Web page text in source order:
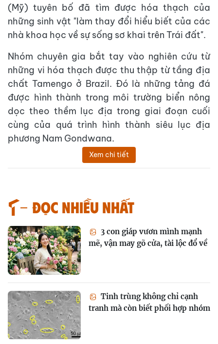
(Mỹ) tuyên bố đã tìm được hóa thạch của
những sinh vật "làm thay đổi hiểu biết của các
nhà khoa học về sự sống sơ khai trên Trái đất".
Nhóm chuyên gia bắt tay vào nghiên cứu từ
những vi hóa thạch được thu thập từ tầng địa
chất Tamengo ở Brazil. Đó là những tảng đá
được hình thành trong môi trường biển nông
dọc theo thềm lục địa trong giai đoạn cuối
cùng của quá trình hình thành siêu lục địa
phương Nam Gondwana.
Xem chi tiết
Đọc nhiều nhất
3 con giáp vươn mình mạnh
mẽ, vận may gõ cửa, tài lộc đổ về
Tinh trùng không chỉ cạnh
tranh mà còn biết phối hợp nhóm